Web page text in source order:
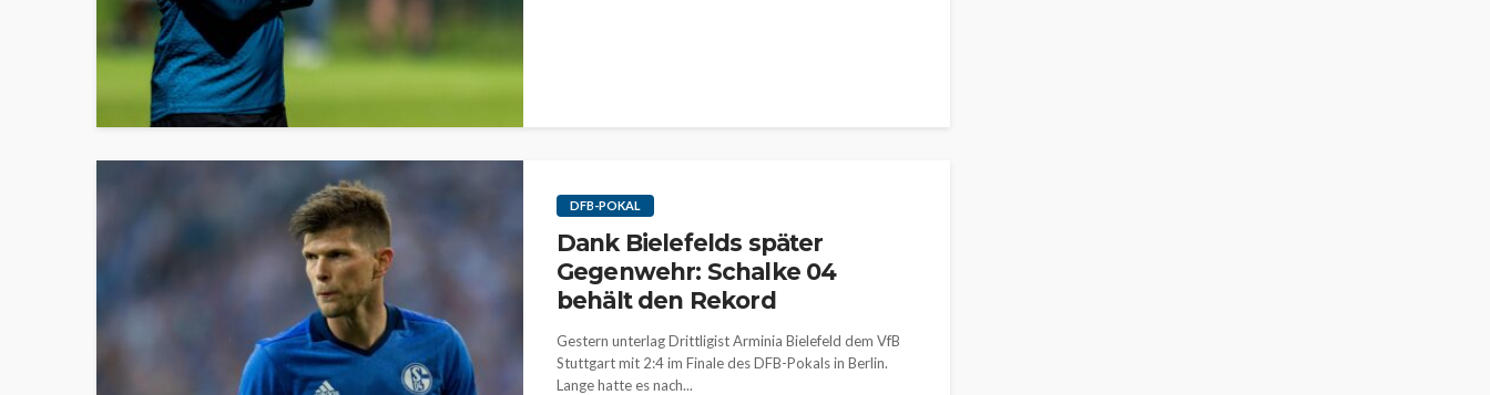
DFB-POKAL
Dank Bielefelds später
Gegenwehr: Schalke 04
behält den Rekord
Gestern unterlag Drittligist Arminia Bielefeld dem VfB
Stuttgart mit 2:4 im Finale des DFB-Pokals in Berlin.
Lange hatte es nach...